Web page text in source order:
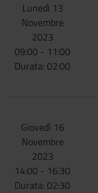
Lunedì 13
Novembre
2023
09:00 - 11:00
Durata: 02:00
Giovedì 16
Novembre
2023
14:00 - 16:30
Durata: 02:30